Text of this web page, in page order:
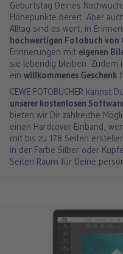
Geburtstag Deines
Höhepunkte bereit. Aber
Alltag sind es wert, in
hochwertigen Fotobuch von
Erinnerungen mit eigenen
sie lebendig bleiben. Zudem
ein willkommenes Geschenk
CEWE FOTOBÜCHER kannst
unserer kostenlosen
bieten wir Dir zahlreiche
einen Hardcover-Einband,
mit bis zu 178 Seiten
in der Farbe Silber oder
Seiten Raum für Deine